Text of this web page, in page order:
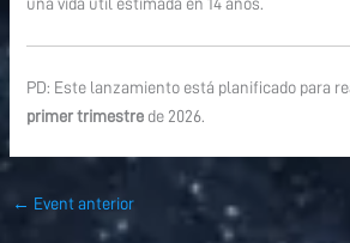
PD: Este lanzamiento está planificado para
primer trimestre de 2026.
← Event anterior